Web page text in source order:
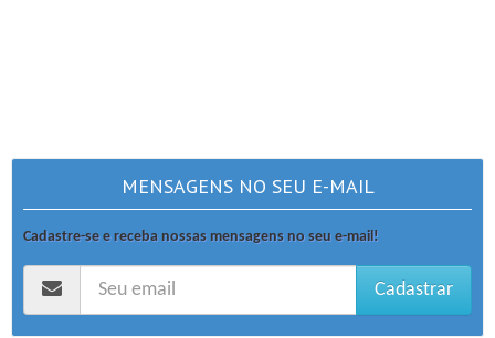
MENSAGENS NO SEU E-MAIL
Cadastre-se e receba nossas mensagens no seu e-mail!
Cadastrar